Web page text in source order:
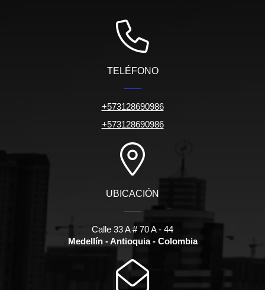
TELÉFONO
+573128690986
+573128690986
UBICACIÓN
Calle 33 A # 70 A - 44
Medellín - Antioquia - Colombia